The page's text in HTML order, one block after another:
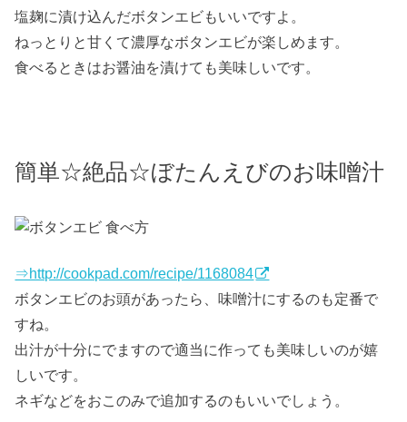
塩麹に漬け込んだボタンエビもいいですよ。
ねっとりと甘くて濃厚なボタンエビが楽しめます。
食べるときはお醤油を漬けても美味しいです。
簡単☆絶品☆ぼたんえびのお味噌汁
⇒http://cookpad.com/recipe/1168084
ボタンエビのお頭があったら、味噌汁にするのも定番で
すね。
出汁が十分にでますので適当に作っても美味しいのが嬉
しいです。
ネギなどをおこのみで追加するのもいいでしょう。